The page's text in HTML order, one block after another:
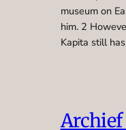
museum on
him. 2
Kapita still